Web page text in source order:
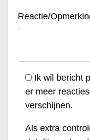
Reactie/
Ik wil bericht
er meer
verschijnen.
Als extra